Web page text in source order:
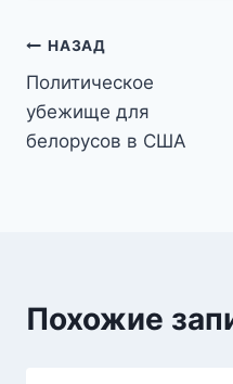
Навигация
по
записям
НАЗАД
Политическое
убежище для
белорусов в США
Похожие